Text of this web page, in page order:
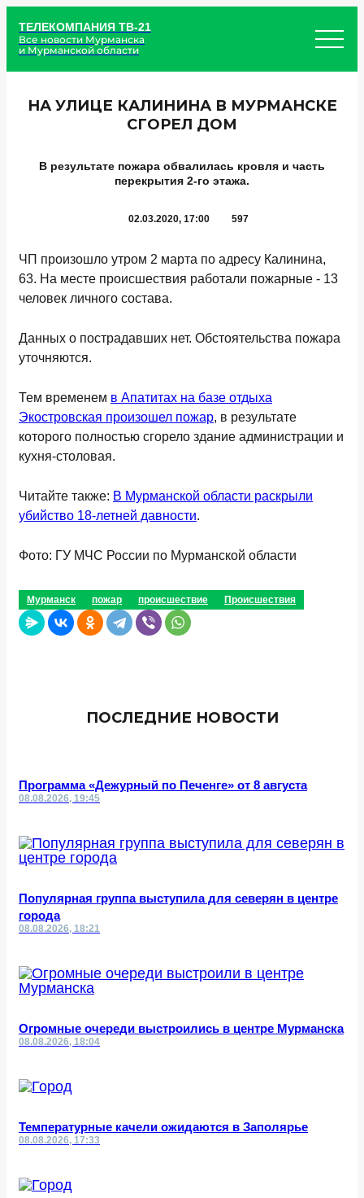
ТЕЛЕКОМПАНИЯ ТВ-21
Все новости Мурманска
и Мурманской области
НА УЛИЦЕ КАЛИНИНА В МУРМАНСКЕ
СГОРЕЛ ДОМ
В результате пожара обвалилась кровля и часть
перекрытия 2-го этажа.
02.03.2020, 17:00 597
ЧП произошло утром 2 марта по адресу Калинина,
63. На месте происшествия работали пожарные - 13
человек личного состава.
Данных о пострадавших нет. Обстоятельства пожара
уточняются.
Тем временем в Апатитах на базе отдыха
Экостровская произошел пожар, в результате
которого полностью сгорело здание администрации и
кухня-столовая.
Читайте также: В Мурманской области раскрыли
убийство 18-летней давности.
Фото: ГУ МЧС России по Мурманской области
Мурманск пожар происшествие Происшествия
ПОСЛЕДНИЕ НОВОСТИ
Программа «Дежурный по Печенге» от 8 августа
08.08.2026, 19:45
Популярная группа выступила для северян в центре
города
08.08.2026, 18:21
Огромные очереди выстроились в центре Мурманска
08.08.2026, 18:04
Температурные качели ожидаются в Заполярье
08.08.2026, 17:33